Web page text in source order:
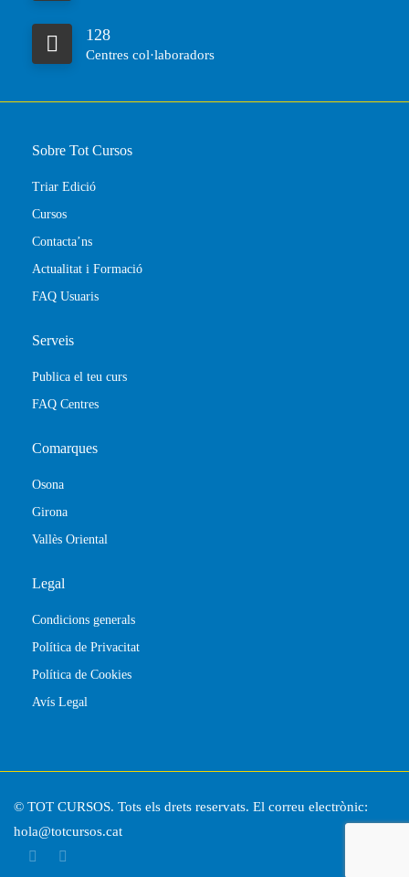
128
Centres col·laboradors
Sobre Tot Cursos
Triar Edició
Cursos
Contacta’ns
Actualitat i Formació
FAQ Usuaris
Serveis
Publica el teu curs
FAQ Centres
Comarques
Osona
Girona
Vallès Oriental
Legal
Condicions generals
Política de Privacitat
Política de Cookies
Avís Legal
© TOT CURSOS. Tots els drets reservats. El correu electrònic:
hola@totcursos.cat